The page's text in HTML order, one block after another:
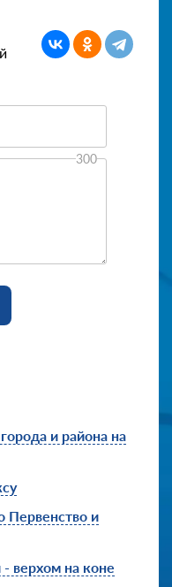
300
и района на
и
верхом на коне